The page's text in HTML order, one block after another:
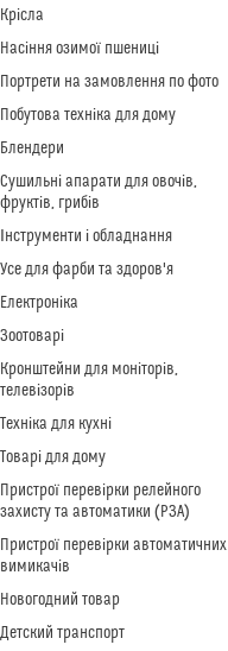
Крісла
Насіння озимої пшениці
Портрети на замовлення по фото
Побутова техніка для дому
Блендери
Сушильні апарати для овочів,
фруктів, грибів
Інструменти і обладнання
Усе для фарби та здоров'я
Електроніка
Зоотоварі
Кронштейни для моніторів,
телевізорів
Техніка для кухні
Товарі для дому
Пристрої перевірки релейного
захисту та автоматики (РЗА)
Пристрої перевірки автоматичних
вимикачів
Новогодний товар
Детский транспорт